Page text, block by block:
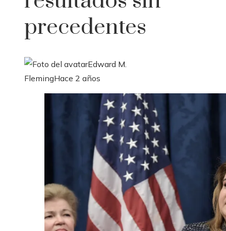
precedentes
Edward M.
FlemingHace 2 años